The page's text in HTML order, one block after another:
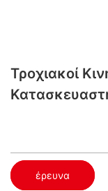
Τροχιακοί
έρευνα